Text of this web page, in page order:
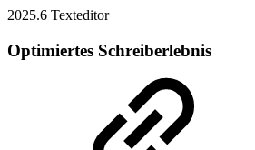
2025.6 Texteditor
Optimiertes Schreiberlebnis